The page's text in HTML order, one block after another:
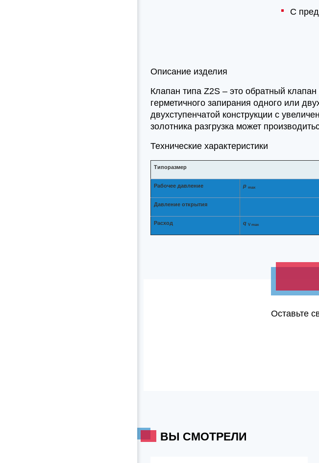
С
Описание изделия
Клапан типа Z2S – это обратный
герметичного запирания одного или
двухступенчатой конструкции с
золотника разгрузка может
Технические характеристики
Типоразмер
Рабочее давление p max
Давление открытия
Расход q V max
Оставьте
ВЫ СМОТРЕЛИ